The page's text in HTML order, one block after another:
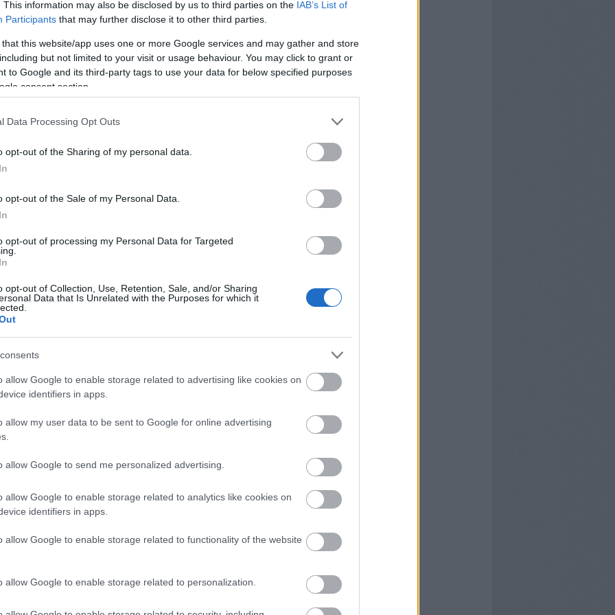
This information may also be disclosed by us to third parties on the IAB’s List of
Participants that may further disclose it to other third parties.
that this website/app uses one or more Google services and may gather and store
but not limited to your visit or usage behaviour. You may click to grant or
to Google and its third-party tags to use your data for below specified purposes
consent section.
Data Processing Opt Outs
opt-out of the Sharing of my personal data.
opt-out of the Sale of my Personal Data.
opt-out of processing my Personal Data for Targeted
opt-out of Collection, Use, Retention, Sale, and/or Sharing
Data that Is Unrelated with the Purposes for which it
allow Google to enable storage related to advertising like cookies on
identifiers in apps.
allow my user data to be sent to Google for online advertising
allow Google to send me personalized advertising.
allow Google to enable storage related to analytics like cookies on
identifiers in apps.
allow Google to enable storage related to functionality of the website
allow Google to enable storage related to personalization.
mintázatunk legyen.
hogy ezek keveredhetnek, miközben él bennünk
nézzük meg együtt az egyes gyermekkori
felnőttkorban.
mintázata felnőttkorban:
képesek önállóságra, az önértékelésük megfelelő,
lévők igényeit, érzéseit, odafigyelőek,
vizsgálati eredmény, hogy stresszhelyzetben
nők, szemben az elkerülő kötődésűekkel, több
annál inkább támogatták őket.
jól kezelik, nincsenek nagy érzelmi kilengéseik.
a környezetükkel.
távolságtartás jellemzi. Egy kutatás szerint
szoronganak. Feszült párjuknak kevesebb
az elkerülés: nem gondolnak bele a helyzet